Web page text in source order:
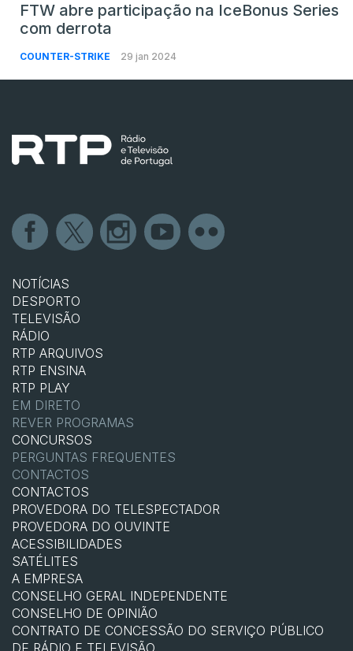
FTW abre participação na IceBonus Series
com derrota
COUNTER-STRIKE 29 jan 2024
NOTÍCIAS
DESPORTO
TELEVISÃO
RÁDIO
RTP ARQUIVOS
RTP ENSINA
RTP PLAY
EM DIRETO
REVER PROGRAMAS
CONCURSOS
PERGUNTAS FREQUENTES
CONTACTOS
CONTACTOS
PROVEDORA DO TELESPECTADOR
PROVEDORA DO OUVINTE
ACESSIBILIDADES
SATÉLITES
A EMPRESA
CONSELHO GERAL INDEPENDENTE
CONSELHO DE OPINIÃO
CONTRATO DE CONCESSÃO DO SERVIÇO PÚBLICO